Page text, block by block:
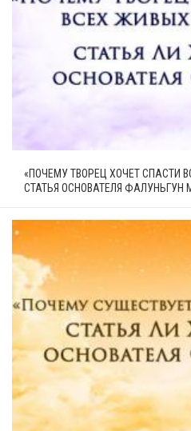
«ПОЧЕМУ ТВОРЕЦ ХОЧЕТ СПАСТИ
СТАТЬЯ ОСНОВАТЕЛЯ ФАЛУНЬГУН